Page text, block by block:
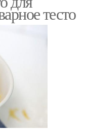
тесто